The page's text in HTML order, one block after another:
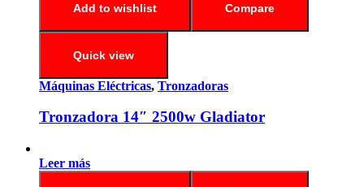
Add to wishlist Compare
Quick view
Máquinas Eléctricas, Tronzadoras
Tronzadora 14″ 2500w Gladiator
Leer más